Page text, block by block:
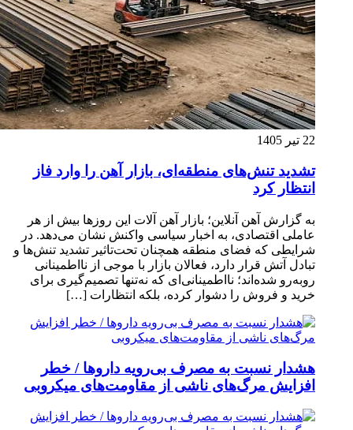
22 تیر 1405
تشدید تنش‌های منطقه‌ای، بازار آهن را وارد فاز
انتظار کرد
به گزارش آهن آنلاین؛ بازار آهن آلات این روزها بیش از هر
عاملی اقتصادی، به اخبار سیاسی واکنش نشان می‌دهد. در
شرایطی که فضای منطقه همچنان تحت‌تاثیر تشدید تنش‌ها و
تبادل آتش قرار دارد، فعالان بازار با موجی از نااطمینانی
روبه‌رو شده‌اند؛ نااطمینانی‌ای که نه‌تنها تصمیم‌گیری برای
خرید و فروش را دشوار کرده، بلکه انتظارات […]
هشدار نسبت به مصرف بی‌رویه داروها / خطر
افزایش مرگ‌های ناشی از مقاومت‌های میکروبی